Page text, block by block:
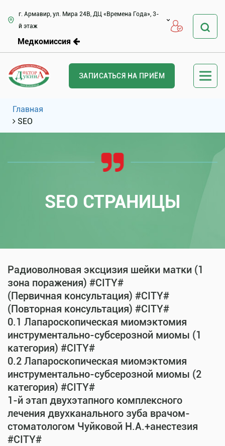
г. Армавир, ул. Мира 24В, ДЦ «Времена Года», 3-
й этаж
Медкомиссия
ЗАПИСАТЬСЯ НА ПРИЁМ
Главная
SEO
SEO СТРАНИЦЫ
Радиоволновая эксцизия шейки матки (1
зона поражения) #CITY#
(Первичная консультация) #CITY#
(Повторная консультация) #CITY#
0.1 Лапароскопическая миомэктомия
инструментально-субсерозной миомы (1
категория) #CITY#
0.2 Лапароскопическая миомэктомия
инструментально-субсерозной миомы (2
категория) #CITY#
1-й этап двухэтапного комплексного
лечения двухканального зуба врачом-
стоматологом Чуйковой Н.А.+анестезия
#CITY#